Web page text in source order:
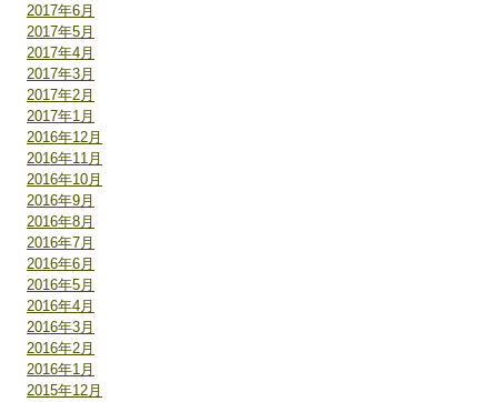
2017年6月
2017年5月
2017年4月
2017年3月
2017年2月
2017年1月
2016年12月
2016年11月
2016年10月
2016年9月
2016年8月
2016年7月
2016年6月
2016年5月
2016年4月
2016年3月
2016年2月
2016年1月
2015年12月